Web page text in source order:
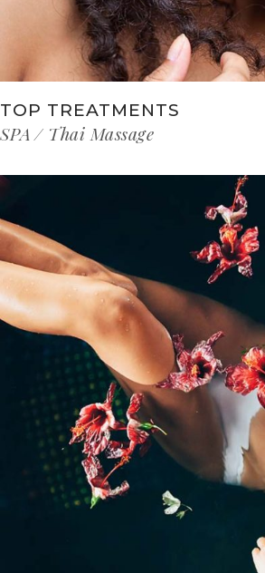
TOP TREATMENTS
SPA Thai Massage